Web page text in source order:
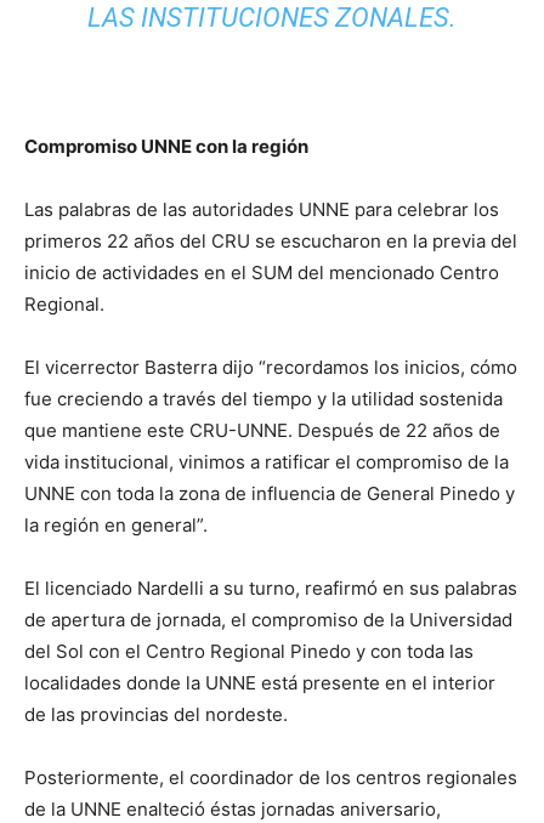
LAS INSTITUCIONES ZONALES.
Compromiso UNNE con la región
Las palabras de las autoridades UNNE para celebrar los
primeros 22 años del CRU se escucharon en la previa del
inicio de actividades en el SUM del mencionado Centro
Regional.
El vicerrector Basterra dijo “recordamos los inicios, cómo
fue creciendo a través del tiempo y la utilidad sostenida
que mantiene este CRU-UNNE. Después de 22 años de
vida institucional, vinimos a ratificar el compromiso de la
UNNE con toda la zona de influencia de General Pinedo y
la región en general”.
El licenciado Nardelli a su turno, reafirmó en sus palabras
de apertura de jornada, el compromiso de la Universidad
del Sol con el Centro Regional Pinedo y con toda las
localidades donde la UNNE está presente en el interior
de las provincias del nordeste.
Posteriormente, el coordinador de los centros regionales
de la UNNE enalteció éstas jornadas aniversario,